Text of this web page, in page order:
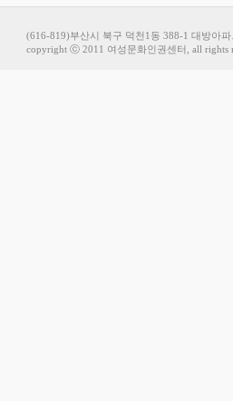
(616-819)부산시 북구 덕천1동 388-1 대방아
copyright ⓒ 2011 여성문화인권센터, all rights